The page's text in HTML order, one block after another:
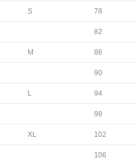
S 78
82
M 86
90
L 94
98
XL 102
106